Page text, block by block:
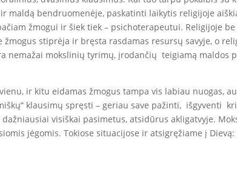
maldą bendruomenėje, paskatinti laikytis religijoje
žmogui ir šiek tiek – psichoterapeutui. Religijoje
stiprėja ir bręsta rasdamas resursų savyje, o
nemažai mokslinių tyrimų, įrodančių teigiamą maldos
ir kitu eidamas žmogus tampa vis labiau nuogas,
klausimų spręsti – geriau save pažinti, išgyventi
visiškai pasimetus, atsidūrus akligatvyje.
jėgomis. Tokiose situacijose ir atsigręžiame į